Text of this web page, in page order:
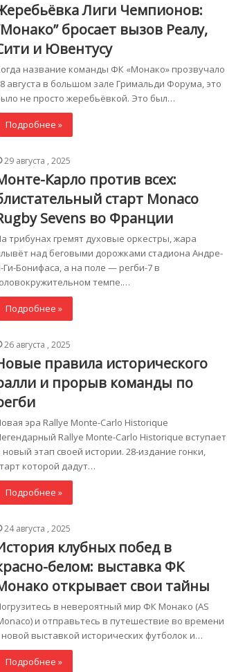
Лиги Чемпионов:
бросает вызов Реалу,
и Ювентусу
название команды ФК «Монако» прозвучало
августа в большом зале Гримальди Форума, это
не просто жеребьёвкой. Это был…
Подробнее »
29 августа , 2025
Карло против всех:
старт Monaco
Sevens во Франции
трибунах гремят духовые оркестры, жара
над беговыми дорожками стадиона Андре-
Ги-Бонифаса, а на поле — регби-7 в
темпе.…
Подробнее »
26 августа , 2025
правила исторического
и прорыв команды по
эра Rallye Monte-Carlo Historique
Rallye Monte-Carlo Historique вступает
новый этап своей истории. 28-издание гонки,
которой дадут…
Подробнее »
24 августа , 2025
клубных побед в
белом: выставка ФК
открывает свои тайны
в невероятный мир ФК Монако (AS
и отправьтесь в путешествие во времени
новой выставкой исторических футболок и…
Подробнее »